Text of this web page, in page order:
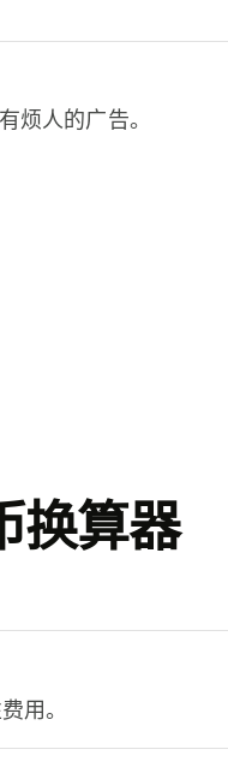
烦人的广告。
换算器
用。